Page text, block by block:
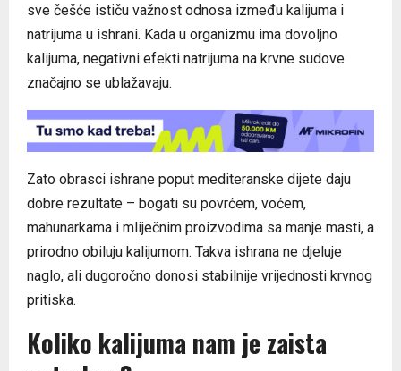
sve češće ističu važnost odnosa između kalijuma i
natrijuma u ishrani. Kada u organizmu ima dovoljno
kalijuma, negativni efekti natrijuma na krvne sudove
značajno se ublažavaju.
Zato obrasci ishrane poput mediteranske dijete daju
dobre rezultate – bogati su povrćem, voćem,
mahunarkama i mliječnim proizvodima sa manje masti, a
prirodno obiluju kalijumom. Takva ishrana ne djeluje
naglo, ali dugoročno donosi stabilnije vrijednosti krvnog
pritiska.
Koliko kalijuma nam je zaista